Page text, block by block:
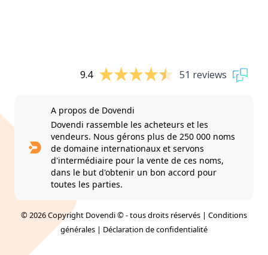
9.4 51 reviews
A propos de Dovendi
Dovendi rassemble les acheteurs et les
vendeurs. Nous gérons plus de 250 000 noms
de domaine internationaux et servons
d'intermédiaire pour la vente de ces noms,
dans le but d'obtenir un bon accord pour
toutes les parties.
© 2026 Copyright Dovendi © - tous droits réservés | Conditions
générales | Déclaration de confidentialité